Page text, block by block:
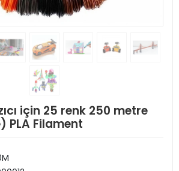
için 25 renk 250 metre
PLA Filament